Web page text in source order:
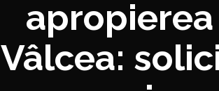
Vâlcea: